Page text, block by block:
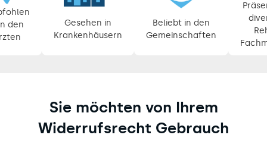
den
Gesehen in
Krankenhäusern
Beliebt in den
Gemeinschaften
Sie möchten von Ihrem
Widerrufsrecht Gebrauch